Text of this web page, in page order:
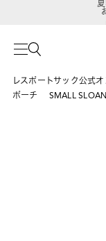
ポ
レスポートサック公式
ポーチ
SMALL